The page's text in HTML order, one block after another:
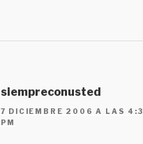
siempreconusted
7 DICIEMBRE 2006 A LAS
PM